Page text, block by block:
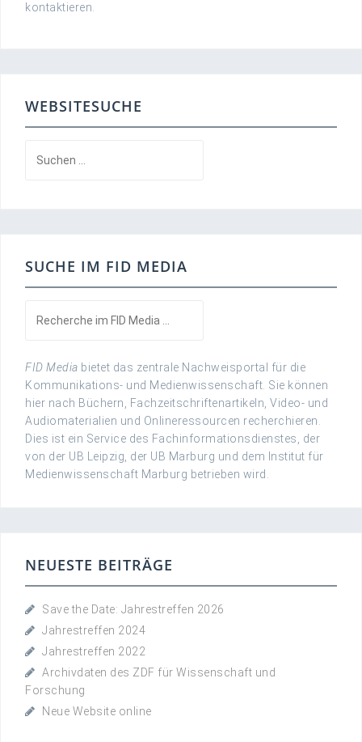
kontaktieren.
WEBSITESUCHE
nach:
SUCHE IM FID MEDIA
FID Media bietet das zentrale Nachweisportal für die
Kommunikations- und Medienwissenschaft. Sie können
hier nach Büchern, Fachzeitschriftenartikeln, Video- und
Audiomaterialien und Onlineressourcen recherchieren.
Dies ist ein Service des Fachinformationsdienstes, der
von der UB Leipzig, der UB Marburg und dem Institut für
Medienwissenschaft Marburg betrieben wird.
NEUESTE BEITRÄGE
Save the Date: Jahrestreffen 2026
Jahrestreffen 2024
Jahrestreffen 2022
Archivdaten des ZDF für Wissenschaft und
Forschung
Neue Website online